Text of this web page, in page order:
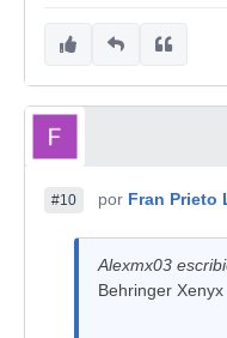
#10 por Fran Prieto
Alexmx03
Behringer